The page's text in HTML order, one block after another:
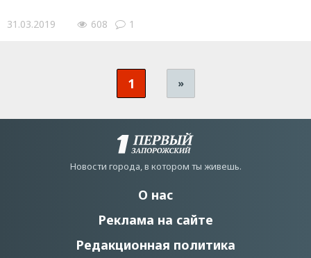
31.03.2019 608 1
1 »
Новости города, в котором ты живешь.
О нас
Реклама на сайте
Редакционная политика